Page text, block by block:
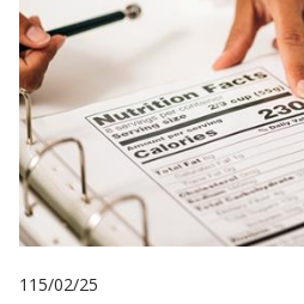
115/02/25